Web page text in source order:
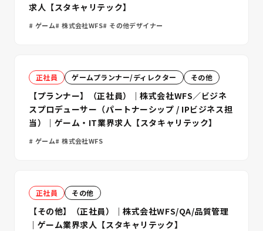
求人【スタキャリテック】
ゲーム 株式会社WFS その他デザイナー
正社員 ゲームプランナー/ディレクター その他
【プランナー】（正社員）｜株式会社WFS／ビジネ
スプロデューサー（パートナーシップ / IPビジネス担
当）｜ゲーム・IT業界求人【スタキャリテック】
ゲーム 株式会社WFS
正社員 その他
【その他】（正社員）｜株式会社WFS/QA/品質管理
｜ゲーム業界求人【スタキャリテック】